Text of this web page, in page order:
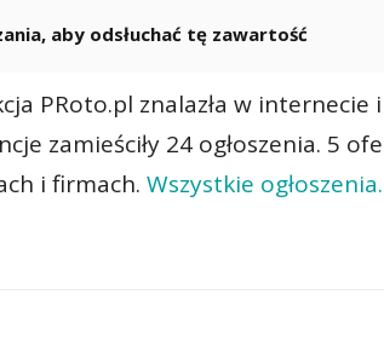
aby odsłuchać tę zawartość
PRoto.pl znalazła w internecie i
zamieściły 24 ogłoszenia. 5
i firmach. Wszystkie ogłoszenia.